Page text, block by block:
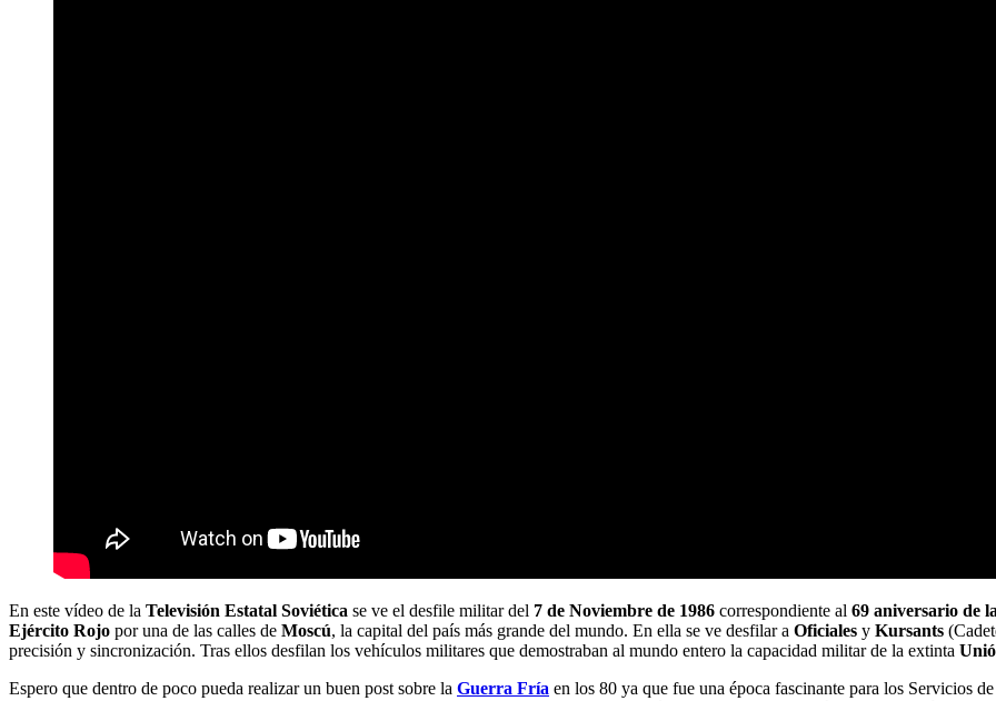
En este vídeo de la Televisión Estatal Soviética se ve el desfile militar del 7 de Noviembre de 1986 correspondiente al 69 aniversario de
Ejército Rojo por una de las calles de Moscú, la capital del país más grande del mundo. En ella se ve desfilar a Oficiales y Kursants
precisión y sincronización. Tras ellos desfilan los vehículos militares que demostraban al mundo entero la capacidad militar de la extinta
Espero que dentro de poco pueda realizar un buen post sobre la Guerra Fría en los 80 ya que fue una época fascinante para los Servicios